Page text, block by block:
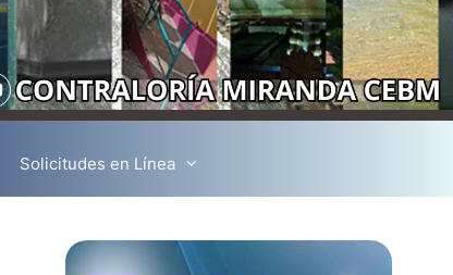
Solicitudes en Línea